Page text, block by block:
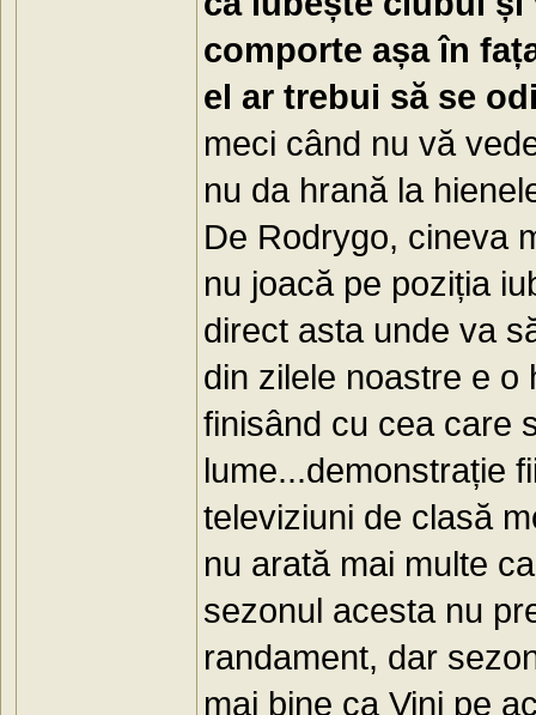
comporte așa în
el ar trebui să se
meci când nu vă
nu da hrană la
De Rodrygo, cineva
nu joacă pe poziția
direct asta unde va
din zilele noastre e
finisând cu cea care
lume...demonstrație
televiziuni de clasă
nu arată mai multe
sezonul acesta nu
randament, dar
mai bine ca Vini pe